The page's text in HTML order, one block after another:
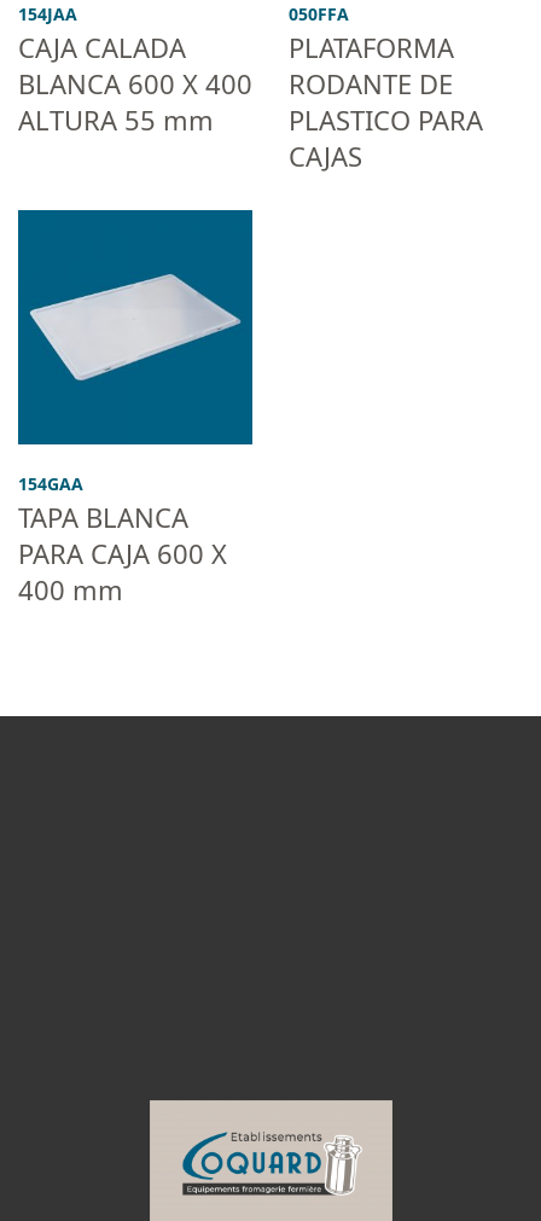
154JAA
CAJA CALADA
BLANCA 600 X 400
ALTURA 55 mm
050FFA
PLATAFORMA
RODANTE DE
PLASTICO PARA
CAJAS
154GAA
TAPA BLANCA
PARA CAJA 600 X
400 mm